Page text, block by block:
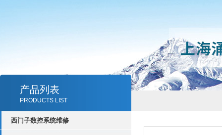
产品列表
PRODUCTS LIST
西门子数控系统维修